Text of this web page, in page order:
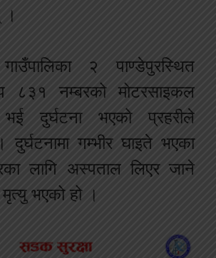
।
२ पाण्डेपुरस्थित
८३१ नम्बरको मोटरसाइकल
भई दुर्घटना भएको प्रहरीले
गम्भीर घाइते भएका
लागि अस्पताल लिएर जाने
भएको हो ।